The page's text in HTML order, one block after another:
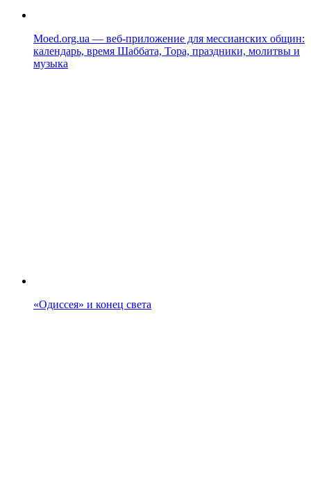
Moed.org.ua — веб-приложение для мессианских общин:
календарь, время Шаббата, Тора, праздники, молитвы и
музыка
«Одиссея» и конец света